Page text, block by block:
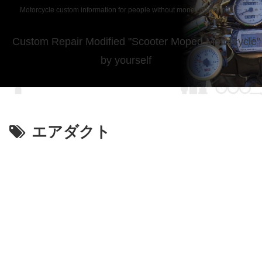
Motorcycle custom information for people without money from japan
Custom Repair Modified "Scooter Moped Motorcycle"
by yourself
エアダクト